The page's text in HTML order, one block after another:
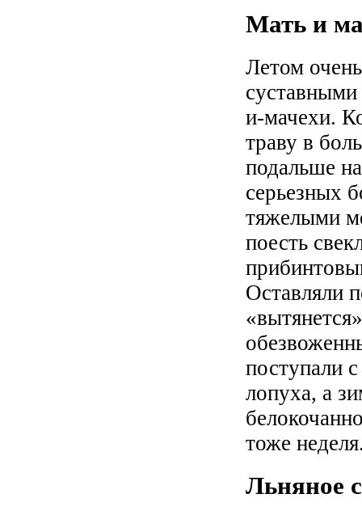
Мать и
Летом
и-мачехи.
траву в
подальше
серьезных
тяжелыми
поесть
Оставляли
поступали
лопуха, а
тоже
Льняное